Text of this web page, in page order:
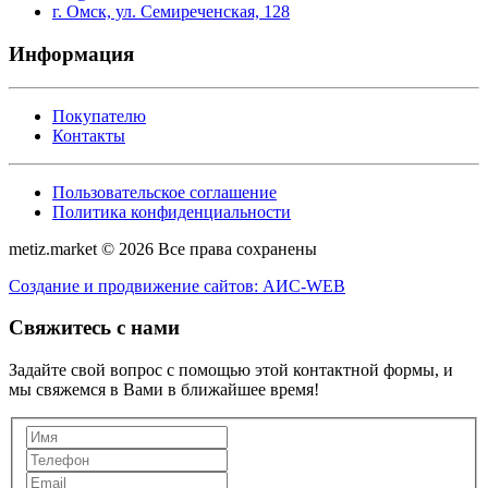
г. Омск, ул. Семиреченская, 128
Информация
Покупателю
Контакты
Пользовательское соглашение
Политика конфиденциальности
metiz.market © 2026 Все права сохранены
Создание и продвижение сайтов: АИС-WEB
Свяжитесь с нами
Задайте свой вопрос с помощью этой контактной формы, и
мы свяжемся в Вами в ближайшее время!